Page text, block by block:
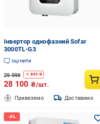
Інвертор однофазний Sofar
3000TL-G3
оцінити
29 999 -1 899 ₴
28 100 ₴/шт.
Привеземо Доставимо